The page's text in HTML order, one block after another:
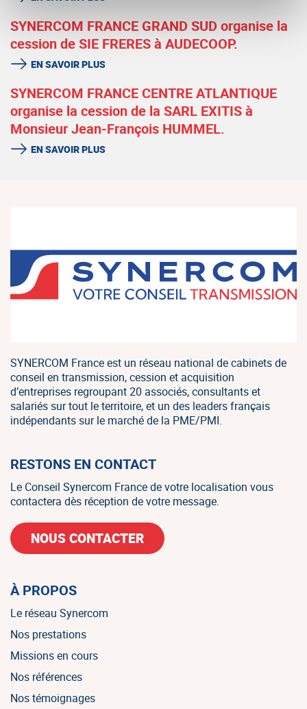
SYNERCOM FRANCE GRAND SUD organise la
cession de SIE FRERES à AUDECOOP.
EN SAVOIR PLUS
SYNERCOM FRANCE CENTRE ATLANTIQUE
organise la cession de la SARL EXITIS à
Monsieur Jean-François HUMMEL.
EN SAVOIR PLUS
SYNERCOM France est un réseau national de cabinets de
conseil en transmission, cession et acquisition
d’entreprises regroupant 20 associés, consultants et
salariés sur tout le territoire, et un des leaders français
indépendants sur le marché de la PME/PMI.
RESTONS EN CONTACT
Le Conseil Synercom France de votre localisation vous
contactera dès réception de votre message.
NOUS CONTACTER
À PROPOS
Le réseau Synercom
Nos prestations
Missions en cours
Nos références
Nos témoignages